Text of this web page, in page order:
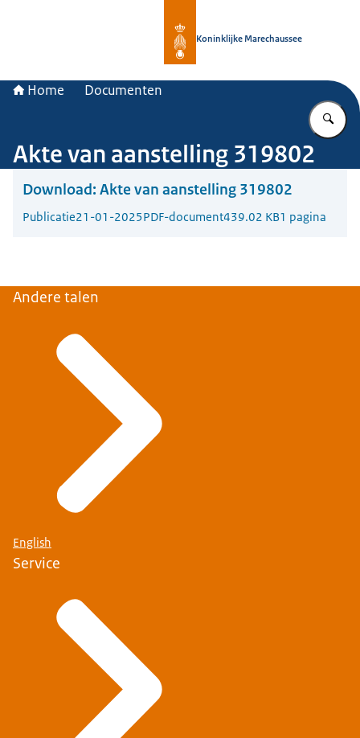
Koninklijke Marechaussee
Home Documenten
Akte van aanstelling 319802
Download: Akte van aanstelling 319802
Publicatie21-01-2025PDF-document439.02 KB1 pagina
Andere talen
English
Service